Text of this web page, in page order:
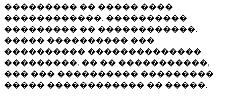
��������� �� ����� ����
������������. ����������
��������� �� ������������.
����� ���������� ���
���������� ��������������
���������. �� �� �����������,
��� ��� ���������� ���������
����� ������������ �� �����.